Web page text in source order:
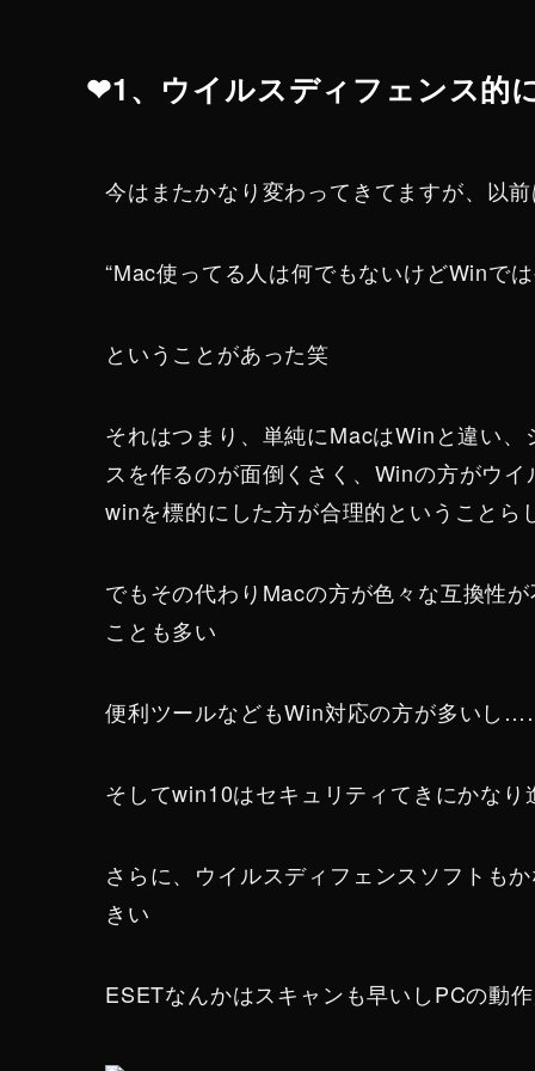
❤︎1、ウイルスディフェンス的
今はまたかなり変わってきてますが、以
“Mac使ってる人は何でもないけどWinで
ということがあった笑
それはつまり、単純にMacはWinと違い
スを作るのが面倒くさく、Winの方がウ
winを標的にした方が合理的というこ
でもその代わりMacの方が色々な互換性
ことも多い
便利ツールなどもWin対応の方が多い
そしてwin10はセキュリティてきにかな
さらに、ウイルスディフェンスソフトも
きい
ESETなんかはスキャンも早いしPCの動